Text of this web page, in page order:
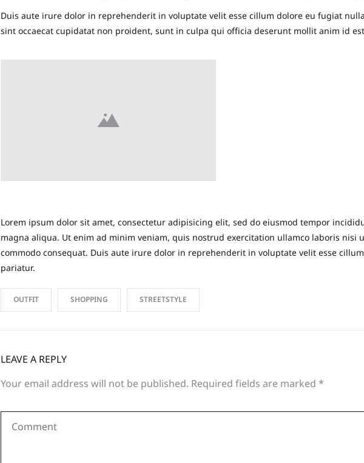
Duis aute irure dolor in reprehenderit in voluptate velit esse cillum dolore eu fugiat
sint occaecat cupidatat non proident, sunt in culpa qui officia deserunt mollit anim id
Lorem ipsum dolor sit amet, consectetur adipisicing elit, sed do eiusmod tempor
magna aliqua. Ut enim ad minim veniam, quis nostrud exercitation ullamco laboris nisi
commodo consequat. Duis aute irure dolor in reprehenderit in voluptate velit esse
pariatur.
OUTFIT SHOPPING STREETSTYLE
LEAVE A REPLY
Your email address will not be published. Required fields are marked *